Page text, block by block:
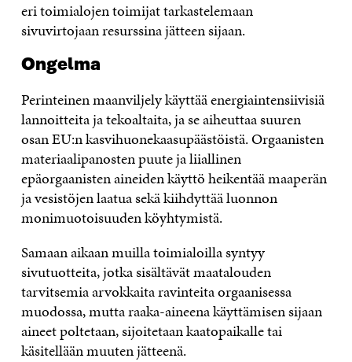
eri toimialojen toimijat tarkastelemaan
sivuvirtojaan resurssina jätteen sijaan.
Ongelma
Perinteinen maanviljely käyttää energiaintensiivisiä
lannoitteita ja tekoaltaita, ja se aiheuttaa suuren
osan EU:n kasvihuonekaasupäästöistä. Orgaanisten
materiaalipanosten puute ja liiallinen
epäorgaanisten aineiden käyttö heikentää maaperän
ja vesistöjen laatua sekä kiihdyttää luonnon
monimuotoisuuden köyhtymistä.
Samaan aikaan muilla toimialoilla syntyy
sivutuotteita, jotka sisältävät maatalouden
tarvitsemia arvokkaita ravinteita orgaanisessa
muodossa, mutta raaka-aineena käyttämisen sijaan
aineet poltetaan, sijoitetaan kaatopaikalle tai
käsitellään muuten jätteenä.